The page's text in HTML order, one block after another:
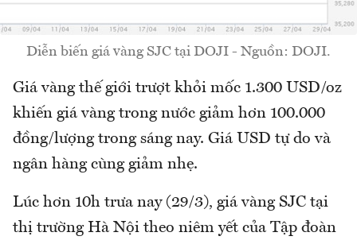
Diễn biến giá vàng SJC tại DOJI - Nguồn: DOJI.
Giá vàng thế giới trượt khỏi mốc 1.300 USD/oz
khiến giá vàng trong nước giảm hơn 100.000
đồng/lượng trong sáng nay. Giá USD tự do và
ngân hàng cùng giảm nhẹ.
Lúc hơn 10h trưa nay (29/3), giá vàng SJC tại
thị trường Hà Nội theo niêm yết của Tập đoàn